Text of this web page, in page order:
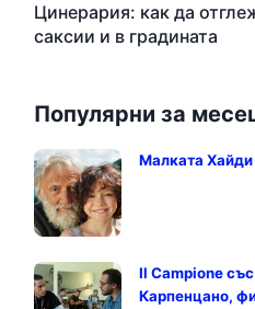
Цинерария: как да
саксии и в градината
Популярни за
Малката
Il Campione
Карпенцано,